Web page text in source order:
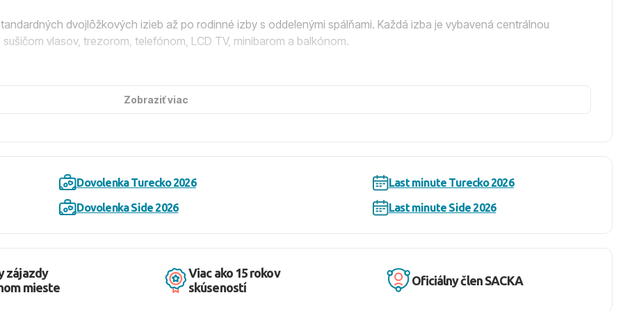
dvojlôžkových izieb až po rodinné izby s oddelenými spálňami. Každá izba je vybavená centrálnou
vlasov, trezorom, telefónom, LCD TV, minibarom a balkónom.
a bazénom s ležadlami, slnečníkmi a osuškami. Pre deti je k dispozícii detský bazén so šmykľavkou, miniklub,
obedy a večere formou bufetu, neskoré raňajky, popoludňajšiu kávu/čaj so zákuskami a zmrzlinou, ako aj
a alkoholických nápojov miestnej výroby a niektorých importovaných. Mlieko, mliečne výrobky, mäso, ovocie a
Zobraziť viac
Dovolenka Turecko 2026
Last minute Turecko 2026
Dovolenka Side 2026
Last minute Side 2026
zájazdy
mieste
Viac ako 15 rokov
skúseností
Oficiálny člen SACKA